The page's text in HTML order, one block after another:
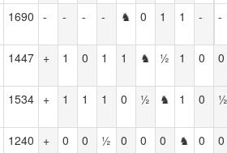
1690 - - - - ♞ 0 1 1 - -
1447 + 1 0 1 1 ♞ ½ 1 0 0
1534 + 1 1 1 0 ½ ♞ 1 0 ½
1240 + 0 0 ½ 0 0 0 ♞ 0 0